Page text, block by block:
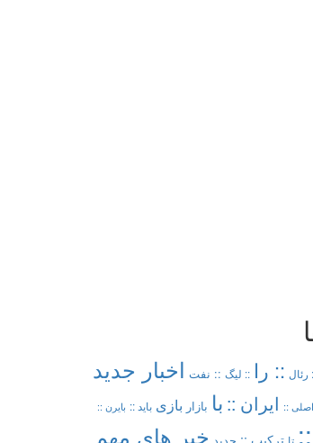
رئال :: را :: لیگ :: نفت اخبار جدید
اصلی :: ایران :: با بازار بازی باید :: بایرن ::
تا ترکیب :: خبر های مهم